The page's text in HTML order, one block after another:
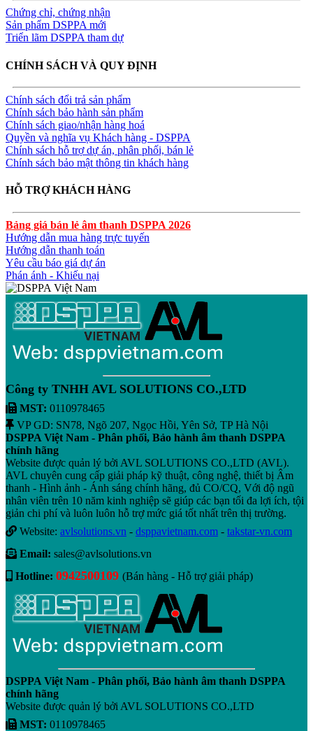
Chứng chỉ, chứng nhận
Sản phẩm DSPPA mới
Triển lãm DSPPA tham dự
CHÍNH SÁCH VÀ QUY ĐỊNH
Chính sách đổi trả sản phẩm
Chính sách bảo hành sản phẩm
Chính sách giao/nhận hàng hoá
Quyền và nghĩa vụ Khách hàng - DSPPA
Chính sách hỗ trợ dự án, phân phối, bán lẻ
Chính sách bảo mật thông tin khách hàng
HỖ TRỢ KHÁCH HÀNG
Bảng giá bán lẻ âm thanh DSPPA 2026
Hướng dẫn mua hàng trực tuyến
Hướng dẫn thanh toán
Yêu cầu báo giá dự án
Phán ánh - Khiếu nại
Công ty TNHH AVL SOLUTIONS CO.,LTD
MST: 0110978465
VP GD: SN78, Ngõ 207, Ngọc Hồi, Yên Sở, TP Hà Nội
DSPPA Việt Nam - Phân phối, Bảo hành âm thanh DSPPA
chính hãng
Website được quản lý bởi AVL SOLUTIONS CO.,LTD (AVL).
AVL chuyên cung cấp giải pháp kỹ thuật, công nghệ, thiết bị Âm
thanh - Hình ảnh - Ánh sáng chính hãng, đủ CO/CQ, Với độ ngũ
nhân viên trên 10 năm kinh nghiệp sẽ giúp các bạn tối đa lợi ích, tội
giản chi phí và luôn luôn hỗ trợ mức giá tốt nhất trên thị trường.
Website: avlsolutions.vn - dsppavietnam.com - takstar-vn.com
Email: sales@avlsolutions.vn
Hotline: 0942500109 (Bán hàng - Hỗ trợ giải pháp)
DSPPA Việt Nam - Phân phối, Bảo hành âm thanh DSPPA
chính hãng
Website được quản lý bởi AVL SOLUTIONS CO.,LTD
MST: 0110978465